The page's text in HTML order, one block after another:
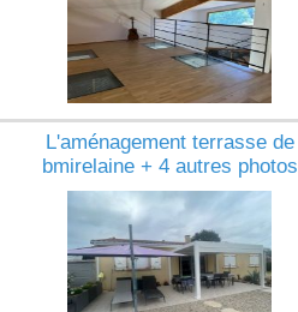
L'aménagement terrasse de
bmirelaine + 4 autres photos